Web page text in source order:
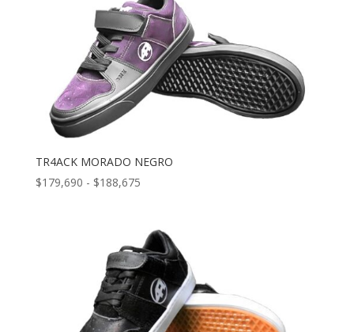
$180,880
hasta
$185,000
TR4ACK MORADO NEGRO
$179,690 - $188,675Rango
desde
$179,690
hasta
$188,675